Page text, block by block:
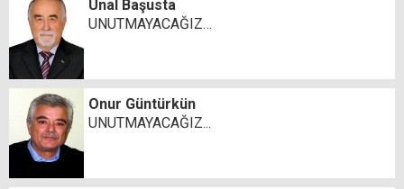
Ünal Başusta
UNUTMAYACAĞIZ…
Onur Güntürkün
UNUTMAYACAĞIZ...